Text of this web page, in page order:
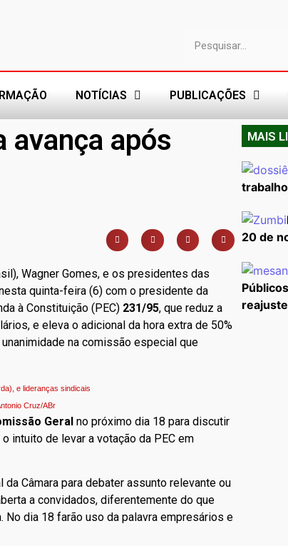
NOTÍCIAS PUBLICAÇÕES
avança após
Wagner Gomes, e os presidentes das
quinta-feira (6) com o presidente da
à Constituição (PEC) 231/95, que reduz a
e eleva o adicional da hora extra de 50%
na comissão especial que
e lideranças sindicais
Cruz/ABr
Geral no próximo dia 18 para discutir
intuito de levar a votação da PEC em
Câmara para debater assunto relevante ou
a convidados, diferentemente do que
dia 18 farão uso da palavra empresários e
MAIS
20 de